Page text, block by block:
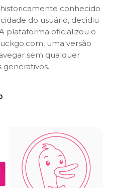
conhecido
do usuário, decidiu
plataforma oficializou o
uma versão
sem qualquer